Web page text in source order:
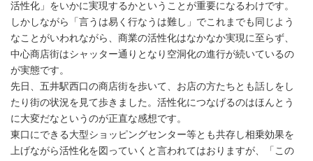
活性化」をいかに実現するかということが重要になるわけです。
しかしながら「言うは易く行なうは難し」でこれまでも同じよう
なことがいわれながら、商業の活性化はなかなか実現に至らず、
中心商店街はシャッター通りとなり空洞化の進行が続いているの
が実態です。
先日、五井駅西口の商店街を歩いて、お店の方たちとも話しをし
たり街の状況を見て歩きました。活性化につなげるのはほんとう
に大変だなというのが正直な感想です。
東口にできる大型ショッピングセンター等とも共存し相乗効果を
上げながら活性化を図っていくと言われてはおりますが、「この